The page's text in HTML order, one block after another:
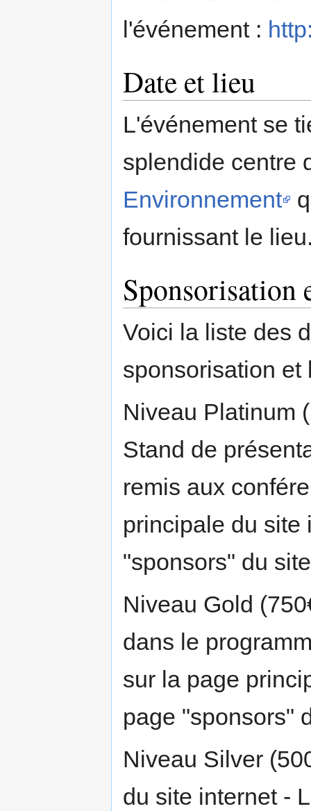
l'événement :
Date et lieu
L'événement se
splendide centre
Environnement
fournissant le
Sponsorisation
Voici la liste des
sponsorisation et
Niveau Platinum
Stand de
remis aux
principale du site
"sponsors" du
Niveau Gold
dans le
sur la page
page "sponsors"
Niveau Silver
du site internet -